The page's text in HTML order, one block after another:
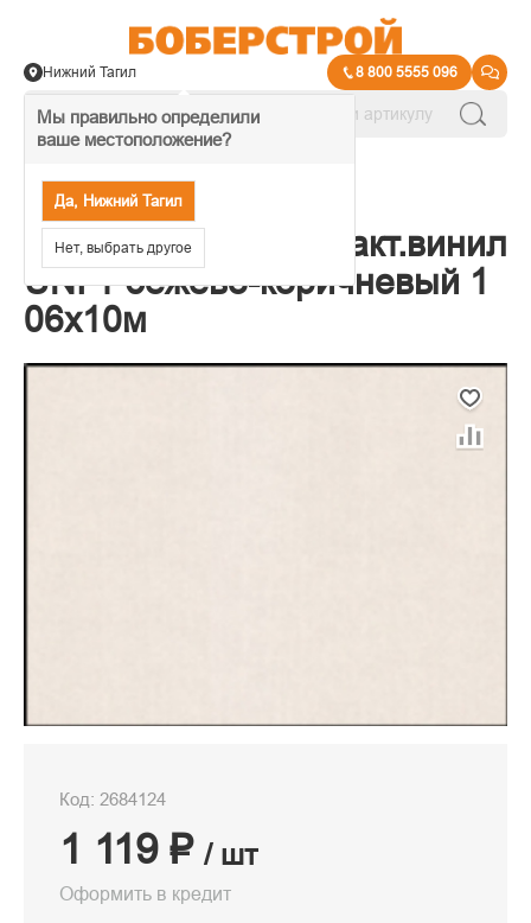
Мы правильно определили
ваше местоположение?
Да, Нижний Тагил
Нет, выбрать другое
Нижний Тагил 8 800 5555 096
Обои Filigrana компакт.винил
UNI 1 бежево-коричневый 1
06х10м
Код: 2684124
1 119 ₽ / шт
Оформить в кредит